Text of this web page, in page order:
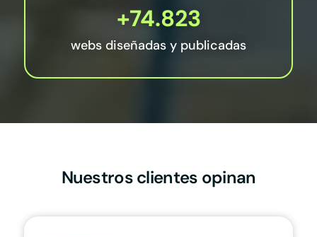
+74.823
webs diseñadas y publicadas
Nuestros clientes opinan